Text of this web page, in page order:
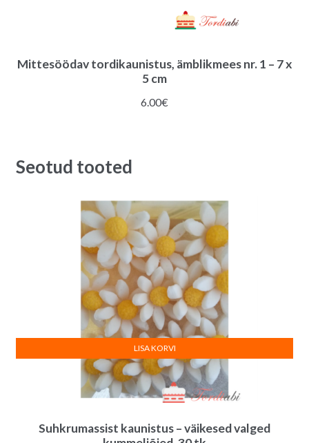
Mittesöödav tordikaunistus, ämblikmees nr. 1 – 7 x
5 cm
6.00€
Seotud tooted
Suhkrumassist kaunistus – väikesed valged
LISA KORVI